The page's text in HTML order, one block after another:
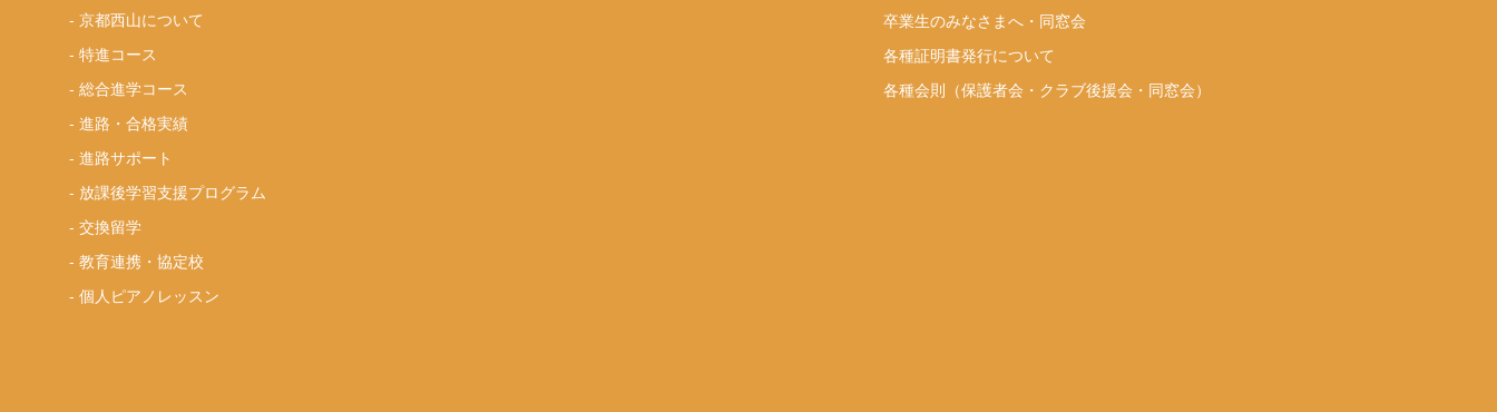
- 京都西山について
- 特進コース
- 総合進学コース
- 進路・合格実績
- 進路サポート
- 放課後学習支援プログラム
- 交換留学
- 教育連携・協定校
- 個人ピアノレッスン
卒業生のみなさまへ・同窓会
各種証明書発行について
各種会則（保護者会・クラブ後援会・同窓会）